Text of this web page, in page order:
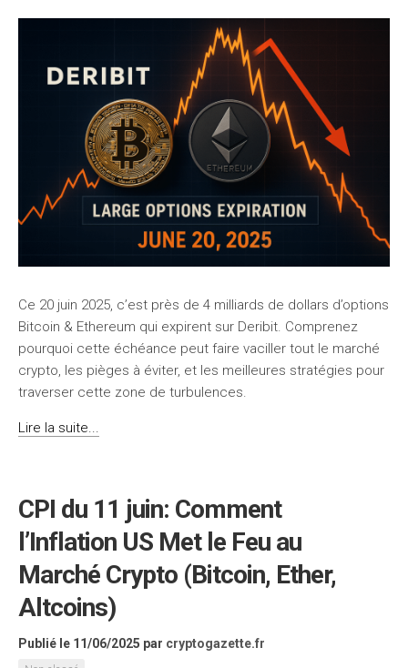
Ce 20 juin 2025, c’est près de 4 milliards de dollars d’options
Bitcoin & Ethereum qui expirent sur Deribit. Comprenez
pourquoi cette échéance peut faire vaciller tout le marché
crypto, les pièges à éviter, et les meilleures stratégies pour
traverser cette zone de turbulences.
Lire la suite...
CPI du 11 juin: Comment
l’Inflation US Met le Feu au
Marché Crypto (Bitcoin, Ether,
Altcoins)
Publié le 11/06/2025 par cryptogazette.fr